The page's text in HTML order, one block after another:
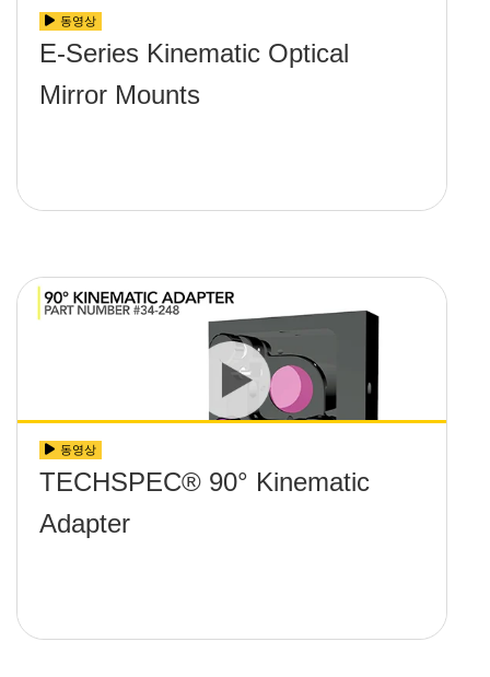
동영상
E-Series Kinematic Optical
Mirror Mounts
동영상
TECHSPEC® 90° Kinematic
Adapter